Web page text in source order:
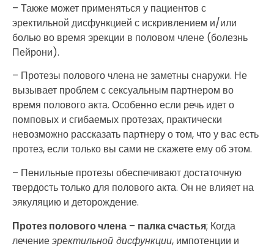
– Также может применяться у пациентов с
эректильной дисфункцией с искривлением и/или
болью во время эрекции в половом члене (болезнь
Пейрони).
– Протезы полового члена не заметны снаружи. Не
вызывает проблем с сексуальным партнером во
время полового акта. Особенно если речь идет о
помповых и сгибаемых протезах, практически
невозможно рассказать партнеру о том, что у вас есть
протез, если только вы сами не скажете ему об этом.
– Пенильные протезы обеспечивают достаточную
твердость только для полового акта. Он не влияет на
эякуляцию и деторождение.
Протез полового члена – палка счастья; Когда
лечениеэректильной дисфункции, импотенции и